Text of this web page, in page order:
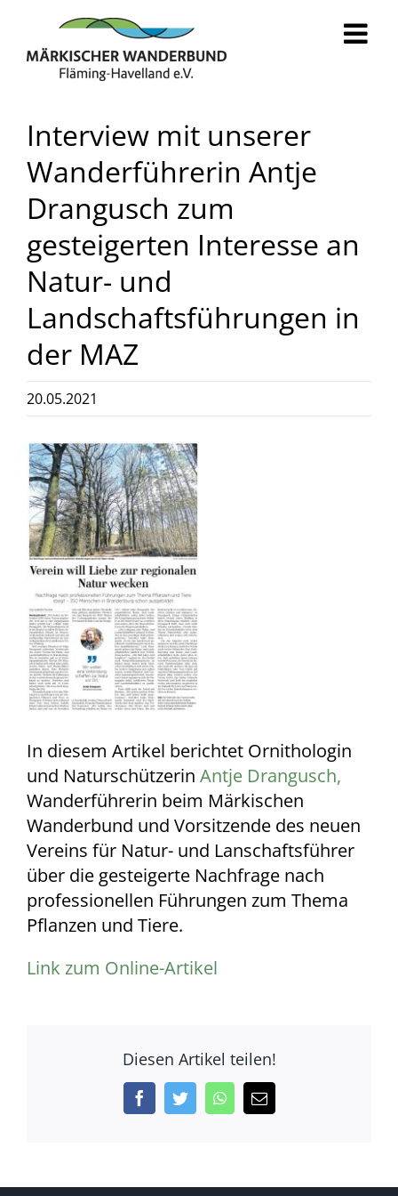
springen
Interview mit unserer
Wanderführerin Antje
Drangusch zum
gesteigerten Interesse an
Natur- und
Landschaftsführungen in
der MAZ
20.05.2021
Zeige
grösseres
Bild
In diesem Artikel berichtet Ornithologin
und Naturschützerin Antje Drangusch,
Wanderführerin beim Märkischen
Wanderbund und Vorsitzende des neuen
Vereins für Natur- und Lanschaftsführer
über die gesteigerte Nachfrage nach
professionellen Führungen zum Thema
Pflanzen und Tiere.
Link zum Online-Artikel
Diesen Artikel teilen!
FacebookTwitterWhatsApp
E-
Mail